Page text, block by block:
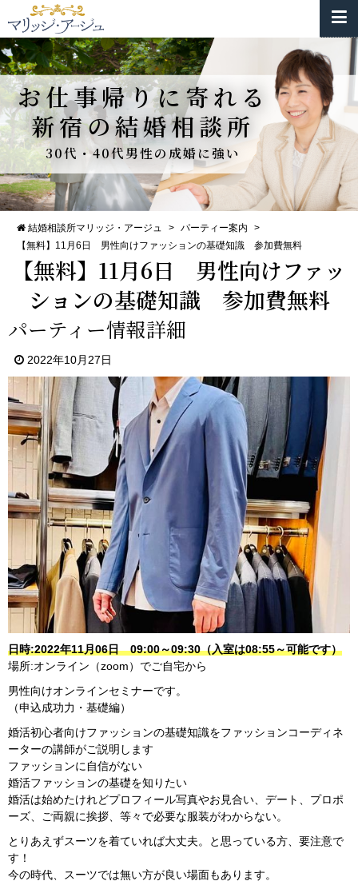
お仕事帰りに寄れる
新宿の結婚相談所
30代・40代男性の成婚に強い
結婚相談所マリッジ・アージュ > パーティー案内
>
【無料】11月6日 男性向けファッションの基礎知識 参加費無料
【無料】11月6日 男性向けファッ
ションの基礎知識 参加費無料
パーティー情報詳細
2022年10月27日
日時:2022年11月06日 09:00～09:30（入室は08:55～可能です）
場所:オンライン（zoom）でご自宅から
男性向けオンラインセミナーです。
（申込成功力・基礎編）
婚活初心者向けファッションの基礎知識をファッションコーディネ
ーターの講師がご説明します
ファッションに自信がない
婚活ファッションの基礎を知りたい
婚活は始めたけれどプロフィール写真やお見合い、デート、プロポ
ーズ、ご両親に挨拶、等々で必要な服装がわからない。
とりあえずスーツを着ていれば大丈夫。と思っている方、要注意で
す！
今の時代、スーツでは無い方が良い場面もあります。